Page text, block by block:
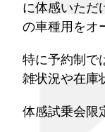
に体感いただ
の車種用をオ
特に予約制で
雑状況や在庫
体感試乗会限